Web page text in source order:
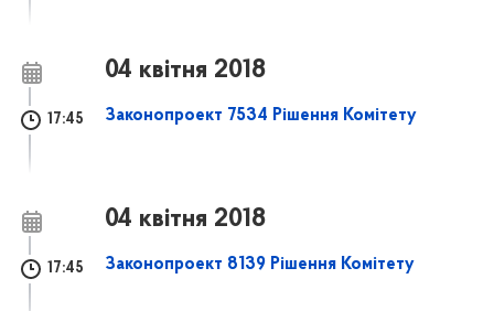
04 квітня 2018
17:45 Законопроект 7534 Рішення Комітету
04 квітня 2018
17:45 Законопроект 8139 Рішення Комітету